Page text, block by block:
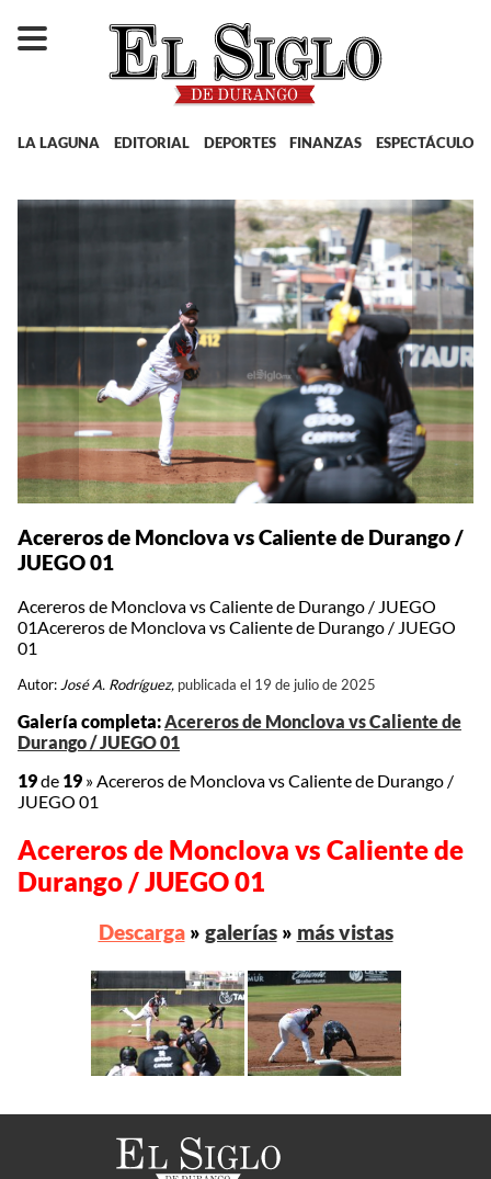
LA LAGUNA EDITORIAL DEPORTES FINANZAS ESPECTÁCULOS
Acereros de Monclova vs Caliente de Durango /
JUEGO 01
Acereros de Monclova vs Caliente de Durango / JUEGO
01Acereros de Monclova vs Caliente de Durango / JUEGO
01
Autor:José A. Rodríguez, publicada el 19 de julio de 2025
Galería completa:Acereros de Monclova vs Caliente de
Durango / JUEGO 01
19de 19 »Acereros de Monclova vs Caliente de Durango /
JUEGO 01
Acereros de Monclova vs Caliente de
Durango / JUEGO 01
Descarga» galerías» más vistas